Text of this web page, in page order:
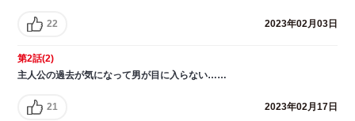
22 2023年02月03日
第2話(2)
主人公の過去が気になって男が目に入らない……
21 2023年02月17日